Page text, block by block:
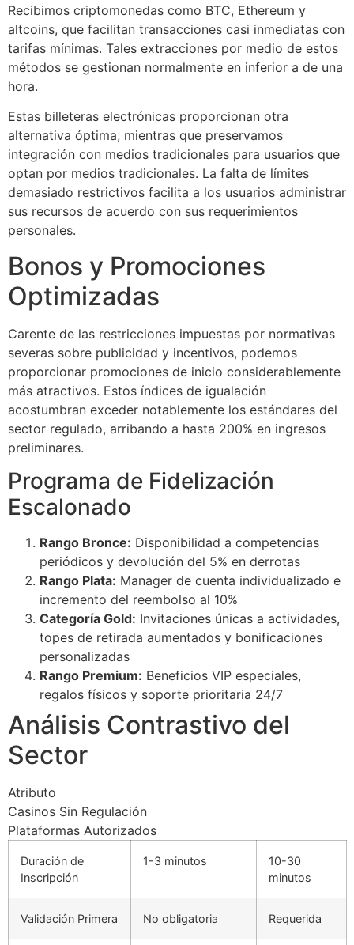
Recibimos criptomonedas como BTC, Ethereum y
altcoins, que facilitan transacciones casi inmediatas con
tarifas mínimas. Tales extracciones por medio de estos
métodos se gestionan normalmente en inferior a de una
hora.
Estas billeteras electrónicas proporcionan otra
alternativa óptima, mientras que preservamos
integración con medios tradicionales para usuarios que
optan por medios tradicionales. La falta de límites
demasiado restrictivos facilita a los usuarios administrar
sus recursos de acuerdo con sus requerimientos
personales.
Bonos y Promociones
Optimizadas
Carente de las restricciones impuestas por normativas
severas sobre publicidad y incentivos, podemos
proporcionar promociones de inicio considerablemente
más atractivos. Estos índices de igualación
acostumbran exceder notablemente los estándares del
sector regulado, arribando a hasta 200% en ingresos
preliminares.
Programa de Fidelización
Escalonado
Rango Bronce: Disponibilidad a competencias
periódicos y devolución del 5% en derrotas
Rango Plata: Manager de cuenta individualizado e
incremento del reembolso al 10%
Categoría Gold: Invitaciones únicas a actividades,
topes de retirada aumentados y bonificaciones
personalizadas
Rango Premium: Beneficios VIP especiales,
regalos físicos y soporte prioritaria 24/7
Análisis Contrastivo del
Sector
Atributo
Casinos Sin Regulación
Plataformas Autorizados
Duración de
Inscripción
1-3 minutos
10-30
minutos
Validación Primera No obligatoria Requerida